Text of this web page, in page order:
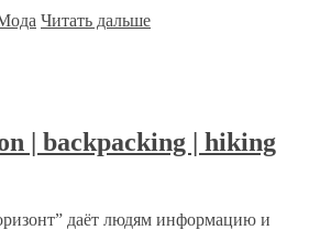
Читать дальше
| backpacking | hiking
даёт людям информацию и